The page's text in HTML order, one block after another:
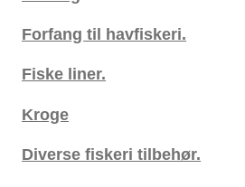
Forfang til havfiskeri.
Fiske liner.
Kroge
Diverse fiskeri tilbehør.